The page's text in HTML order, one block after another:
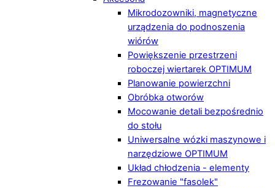
Mikrodozowniki, magnetyczne
urządzenia do podnoszenia
wiórów
Powiększenie przestrzeni
roboczej wiertarek OPTIMUM
Planowanie powierzchni
Obróbka otworów
Mocowanie detali bezpośrednio
do stołu
Uniwersalne wózki maszynowe i
narzędziowe OPTIMUM
Układ chłodzenia - elementy
Frezowanie "fasolek"